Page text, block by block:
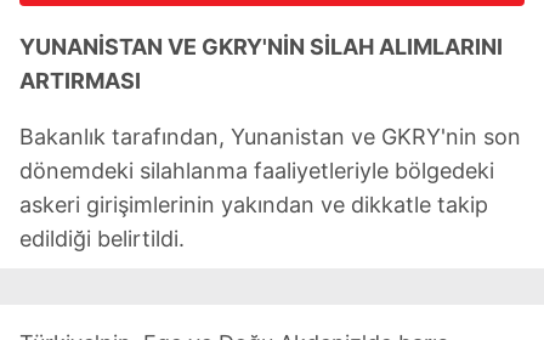
YUNANİSTAN VE GKRY'NİN SİLAH ALIMLARINI
ARTIRMASI
Bakanlık tarafından, Yunanistan ve GKRY'nin son
dönemdeki silahlanma faaliyetleriyle bölgedeki
askeri girişimlerinin yakından ve dikkatle takip
edildiği belirtildi.